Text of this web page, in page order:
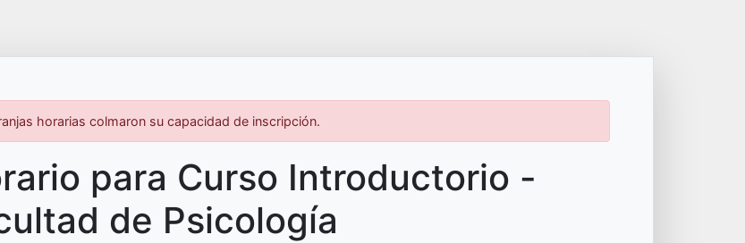
horarias colmaron su capacidad de inscripción.
para Curso Introductorio -
de Psicología